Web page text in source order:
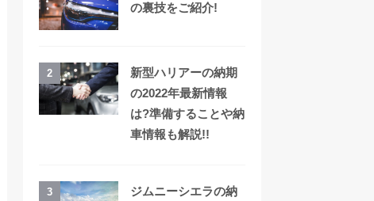
の裏技をご紹介!
2
新型ハリアーの納期
の2022年最新情報
は?準備することや納
車情報も解説!!
3
ジムニーシエラの納